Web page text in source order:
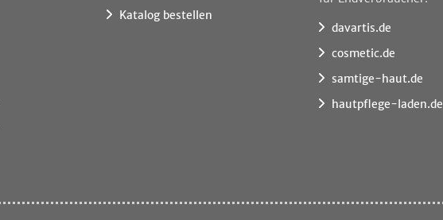
Katalog bestellen
davartis.de
cosmetic.de
samtige-haut.de
hautpflege-laden.de